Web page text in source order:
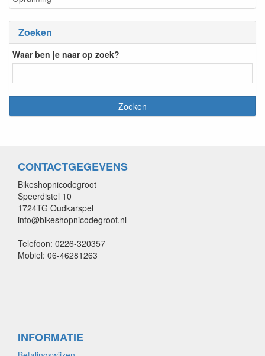
Zoeken
Waar ben je naar op zoek?
CONTACTGEGEVENS
Bikeshopnicodegroot
Speerdistel 10
1724TG Oudkarspel
info@bikeshopnicodegroot.nl
Telefoon: 0226-320357
Mobiel: 06-46281263
INFORMATIE